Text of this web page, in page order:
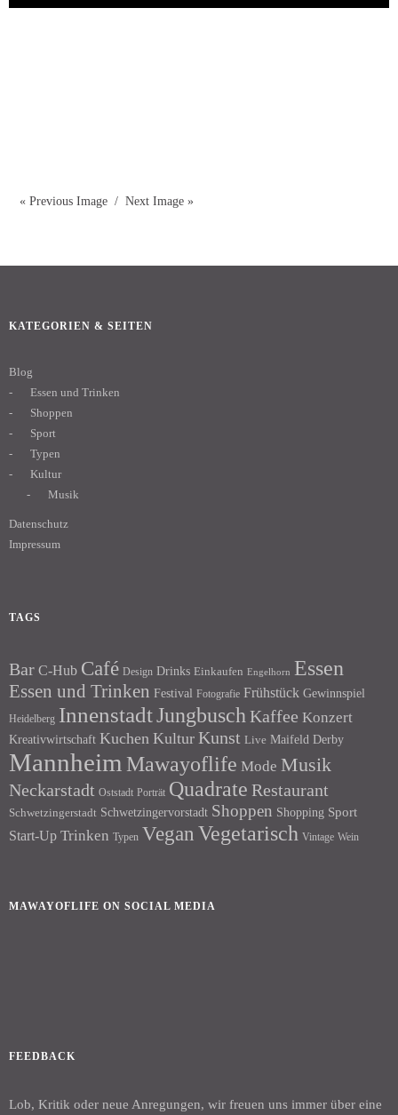
« Previous Image Next Image »
KATEGORIEN & SEITEN
Blog
Essen und Trinken
Shoppen
Sport
Typen
Kultur
Musik
Datenschutz
Impressum
TAGS
Bar C-Hub Café Design Drinks Einkaufen Engelhorn Essen
Essen und Trinken Festival Fotografie Frühstück Gewinnspiel
Heidelberg InnenstadtJungbusch Kaffee Konzert
Kreativwirtschaft Kuchen Kultur Kunst Live Maifeld Derby
Mannheim Mawayoflife Mode Musik
Neckarstadt Oststadt Porträt Quadrate Restaurant
Schwetzingerstadt Schwetzingervorstadt Shoppen Shopping Sport
Start-Up Trinken Typen Vegan Vegetarisch Vintage Wein
MAWAYOFLIFE ON SOCIAL MEDIA
FEEDBACK
Lob, Kritik oder neue Anregungen, wir freuen uns immer über eine